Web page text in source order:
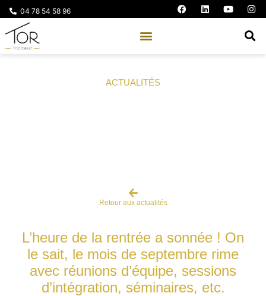
04 78 54 58 96
ACTUALITÉS
Retour aux actualités
L’heure de la rentrée a sonnée ! On
le sait, le mois de septembre rime
avec réunions d’équipe, sessions
d’intégration, séminaires, etc.